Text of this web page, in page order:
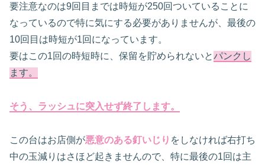
要注意なのは9回目までは時短が250回ついていることに
なっているので特に気にする必要がありませんが、最後の
10回目は時短が1回になっています。
要はこの1回の時短時に、保留を貯められないとパンクし
ます。
そう、ラッシュに突入せず終了します。
この台はお店側が悪意のある釘いじり をしなければ右打ち
中の玉減りはさほど起きませんので、特に最後の1回は主